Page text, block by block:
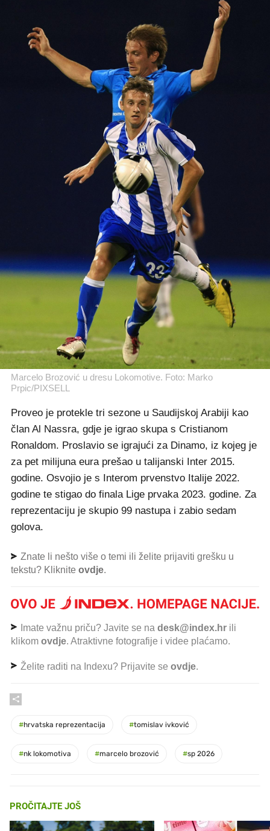
Marcelo Brozović u dresu Lokomotive. Foto: Marko
Prpic/PIXSELL
Proveo je protekle tri sezone u Saudijskoj Arabiji kao
član Al Nassra, gdje je igrao skupa s Cristianom
Ronaldom. Proslavio se igrajući za Dinamo, iz kojeg je
za pet milijuna eura prešao u talijanski Inter 2015.
godine. Osvojio je s Interom prvenstvo Italije 2022.
godine te stigao do finala Lige prvaka 2023. godine. Za
reprezentaciju je skupio 99 nastupa i zabio sedam
golova.
Znate li nešto više o temi ili želite prijaviti grešku u
tekstu? Kliknite ovdje.
Imate važnu priču? Javite se na desk@index.hr ili
klikom ovdje. Atraktivne fotografije i videe plaćamo.
Želite raditi na Indexu? Prijavite se ovdje.
#hrvatska reprezentacija #tomislav ivković
#nk lokomotiva #marcelo brozović #sp 2026
PROČITAJTE JOŠ